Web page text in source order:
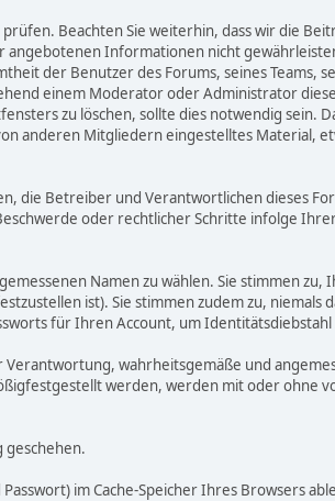
Beachten Sie weiterhin, dass wir die
angebotenen Informationen nicht
der Benutzer des Forums, seines Teams,
einem Moderator oder Administrator
zu löschen, sollte dies notwendig sein.
anderen Mitgliedern eingestelltes Material,
die Betreiber und Verantwortlichen dieses
oder rechtlicher Schritte infolge
Namen zu wählen. Sie stimmen zu,
ist). Sie stimmen zudem zu, niemals
für Ihren Account, um
wahrheitsgemäße und
werden, werden mit oder ohne
geschehen.
im Cache-Speicher Ihres Browsers